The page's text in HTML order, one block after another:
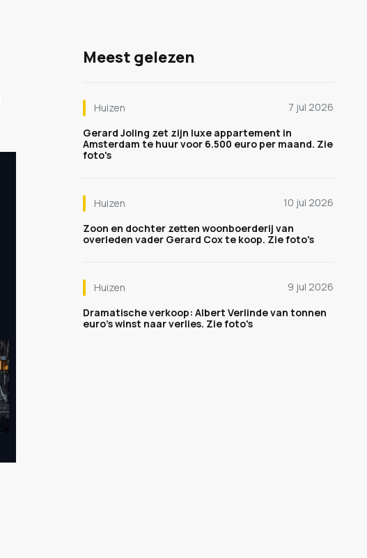
Meest gelezen
Huizen
7 jul 2026
Gerard Joling zet zijn luxe appartement in
Amsterdam te huur voor 6.500 euro per maand. Zie
foto's
Huizen
10 jul 2026
Zoon en dochter zetten woonboerderij van
overleden vader Gerard Cox te koop. Zie foto's
Huizen
9 jul 2026
Dramatische verkoop: Albert Verlinde van tonnen
euro's winst naar verlies. Zie foto's